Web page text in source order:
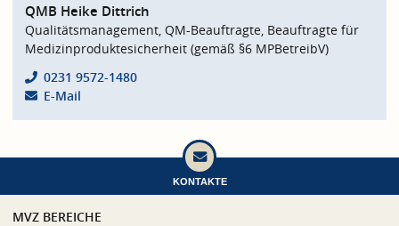
QMB Heike Dittrich
Qualitätsmanagement, QM-Beauftragte, Beauftragte für
Medizinproduktesicherheit (gemäß §6 MPBetreibV)
0231 9572-1480
E-Mail
KONTAKTE
MVZ BEREICHE